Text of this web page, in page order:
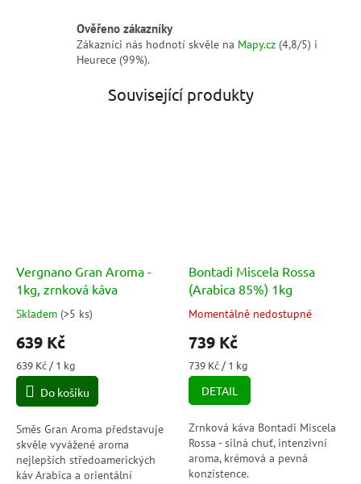
Ověřeno zákazníky
Zákazníci nás hodnotí skvěle na Mapy.cz (4,8/5) i
Heurece (99%).
Související produkty
Vergnano Gran Aroma -
1kg, zrnková káva
Průměrné
hodnocení
produktu
je
5,0
5
hvězdiček.
Skladem (>5 ks)
639 Kč
Měrná
cena:
639 Kč / 1 kg
Do košíku
Směs Gran Aroma představuje
skvěle vyvážené aroma
nejlepších středoamerických
káv Arabica a orientální
Bontadi Miscela Rossa
(Arabica 85%) 1kg
Průměrné
hodnocení
produktu
je
5,0
5
hvězdiček.
Momentálně nedostupné
739 Kč
Měrná
cena:
739 Kč / 1 kg
DETAIL
Zrnková káva Bontadi Miscela
Rossa - silná chuť, intenzivní
aroma, krémová a pevná
konzistence.